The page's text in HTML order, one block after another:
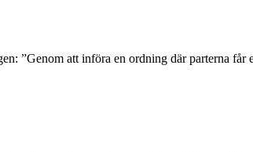
”Genom att införa en ordning där parterna